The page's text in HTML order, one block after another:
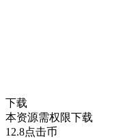
下载
本资源需权限下载
12.8点击币